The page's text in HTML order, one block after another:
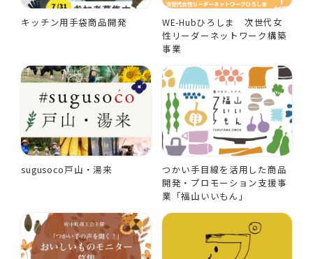
キッチン用手袋商品開発
WE-Hubひろしま 次世代女
性リーダーネットワーク構築
事業
sugusoco戸山・湯来
つかい手目線を活用した商品
開発・プロモーション支援事
業「福山いいもん」